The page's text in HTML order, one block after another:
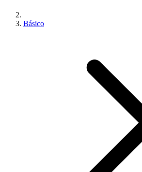
Básico